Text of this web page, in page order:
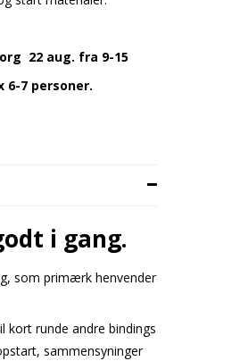
22 aug. fra 9-15
6-7 personer.
i gang.
som primærk henvender
kort runde andre bindings
sammensyninger